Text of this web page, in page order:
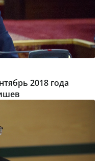
2018 года